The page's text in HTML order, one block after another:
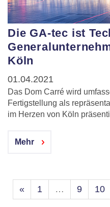
Die GA-tec ist
Köln
01.04.2021
Das Dom Carré wird
Fertigstellung als
im Herzen von Köln
Mehr
« 1 … 9 10